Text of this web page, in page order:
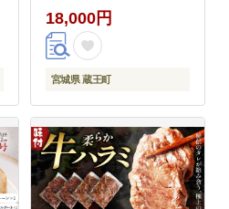
18,000円
宮城県 蔵王町